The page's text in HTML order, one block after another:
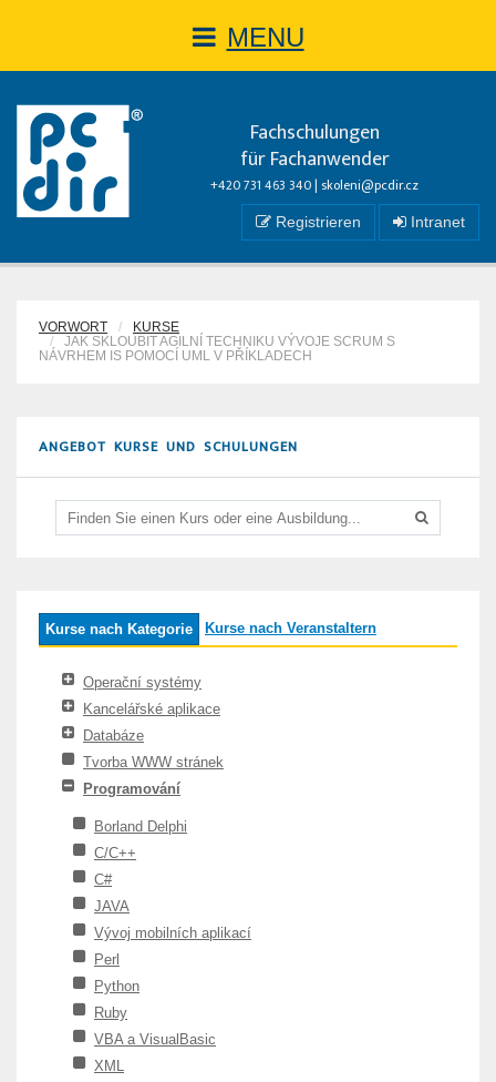
MENU
Fachschulungen
für Fachanwender
+420 731 463 340 | skoleni@pcdir.cz
Registrieren Intranet
VORWORT
KURSE
JAK SKLOUBIT AGILNÍ TECHNIKU VÝVOJE SCRUM S
NÁVRHEM IS POMOCÍ UML V PŘÍKLADECH
ANGEBOT KURSE UND SCHULUNGEN
Kurse nach Kategorie Kurse nach Veranstaltern
Operační systémy
Kancelářské aplikace
Databáze
Tvorba WWW stránek
Programování
Borland Delphi
C/C++
C#
JAVA
Vývoj mobilních aplikací
Perl
Python
Ruby
VBA a VisualBasic
XML